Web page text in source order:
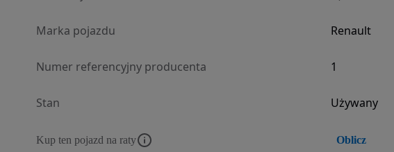
Marka pojazdu Renault
Numer referencyjny producenta 1
Stan Używany
Kup ten pojazd na raty Oblicz